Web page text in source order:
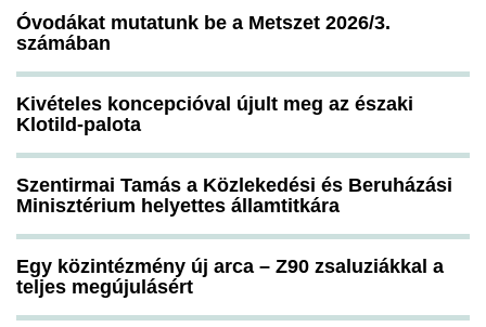
Óvodákat mutatunk be a Metszet 2026/3.
számában
Kivételes koncepcióval újult meg az északi
Klotild-palota
Szentirmai Tamás a Közlekedési és Beruházási
Minisztérium helyettes államtitkára
Egy közintézmény új arca – Z90 zsaluziákkal a
teljes megújulásért